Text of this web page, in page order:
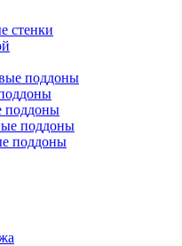
стенки
поддоны
поддоны
поддоны
поддоны